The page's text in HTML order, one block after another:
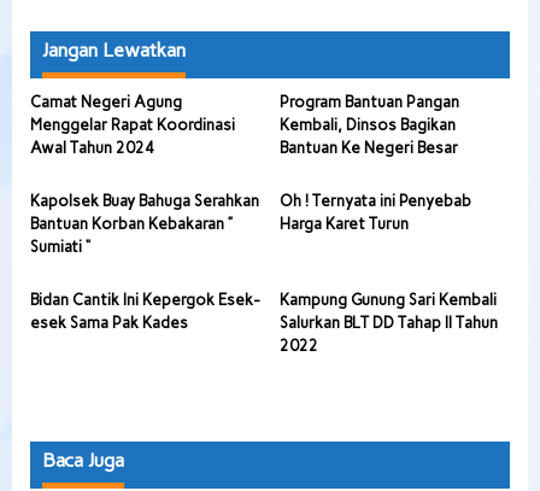
Jangan Lewatkan
Camat Negeri Agung
Menggelar Rapat Koordinasi
Awal Tahun 2024
Program Bantuan Pangan
Kembali, Dinsos Bagikan
Bantuan Ke Negeri Besar
Kapolsek Buay Bahuga Serahkan
Bantuan Korban Kebakaran ”
Sumiati “
Oh ! Ternyata ini Penyebab
Harga Karet Turun
Bidan Cantik Ini Kepergok Esek-
esek Sama Pak Kades
Kampung Gunung Sari Kembali
Salurkan BLT DD Tahap II Tahun
2022
Baca Juga